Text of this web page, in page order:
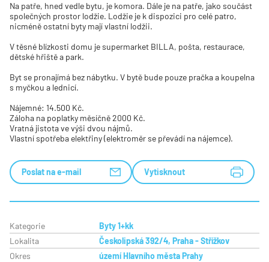
Na patře, hned vedle bytu, je komora. Dále je na patře, jako součást
společných prostor lodžie. Lodžie je k dispozici pro celé patro,
nicméně ostatní byty mají vlastní lodžii.
V těsné blízkosti domu je supermarket BILLA, pošta, restaurace,
dětské hřiště a park.
Byt se pronajímá bez nábytku. V bytě bude pouze pračka a koupelna
s myčkou a lednicí.
Nájemné: 14.500 Kč.
Záloha na poplatky měsíčně 2000 Kč.
Vratná jistota ve výši dvou nájmů.
Vlastní spotřeba elektřiny (elektroměr se převádí na nájemce).
Poslat na e-mail Vytisknout
Kategorie
Byty 1+kk
Lokalita
Českolipská 392/4, Praha - Střížkov
Okres
území Hlavního města Prahy